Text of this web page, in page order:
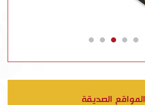
المواقع الصديقة